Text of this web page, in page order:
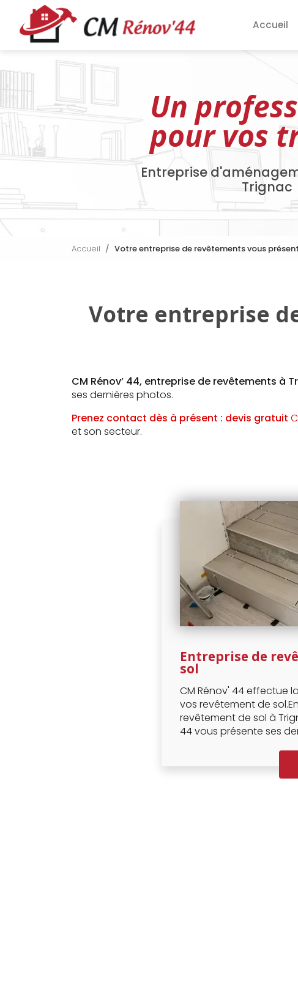
contenu
principal
Accueil
Un
pour vos
Entreprise
Trignac
Accueil Votre entreprise de revêtements vous
Votre entreprise
CM Rénov’ 44, entreprise de revêtements à
ses dernières photos.
Prenez contact dès à présent : devis gratuit
et son secteur.
Entreprise de
sol
CM Rénov' 44 effectue
vos revêtement de
revêtement de sol à
44 vous présente ses